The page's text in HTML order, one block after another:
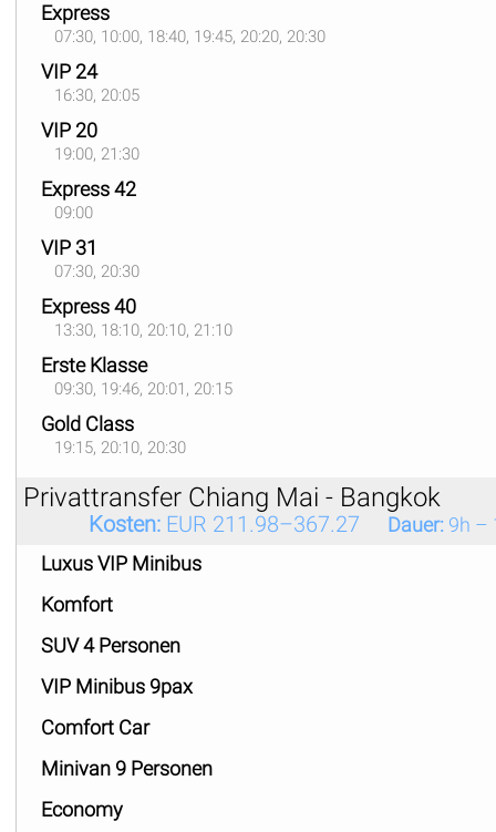
Express
07:30, 10:00, 18:40, 19:45, 20:20, 20:30
VIP 24
16:30, 20:05
VIP 20
19:00, 21:30
Express 42
09:00
VIP 31
07:30, 20:30
Express 40
13:30, 18:10, 20:10, 21:10
Erste Klasse
09:30, 19:46, 20:01, 20:15
Gold Class
19:15, 20:10, 20:30
Privattransfer Chiang Mai - Bangkok
Kosten:EUR 211.98–367.27 Dauer:9h –
Luxus VIP Minibus
Komfort
SUV 4 Personen
VIP Minibus 9pax
Comfort Car
Minivan 9 Personen
Economy